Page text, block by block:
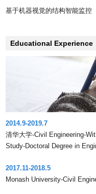
基于机器视觉的结构智能监控
Educational Experience
2014.9-2019.7
清华大学-Civil Engineering-
Study-Doctoral Degree in
2017.11-2018.5
Monash University-Civil